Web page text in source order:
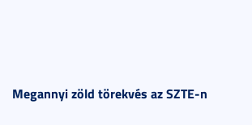
Megannyi zöld törekvés az SZTE-n